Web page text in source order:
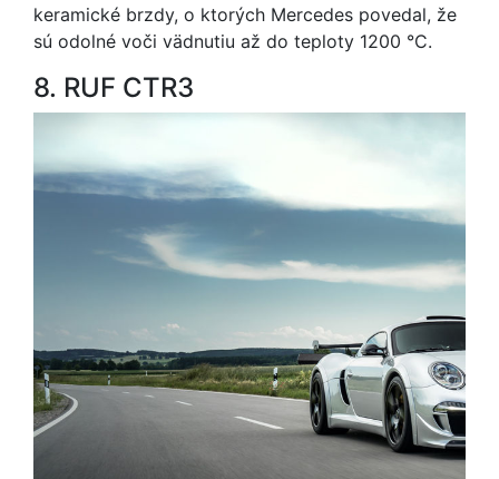
keramické brzdy, o ktorých Mercedes povedal, že
sú odolné voči vädnutiu až do teploty 1200 °C.
8. RUF CTR3